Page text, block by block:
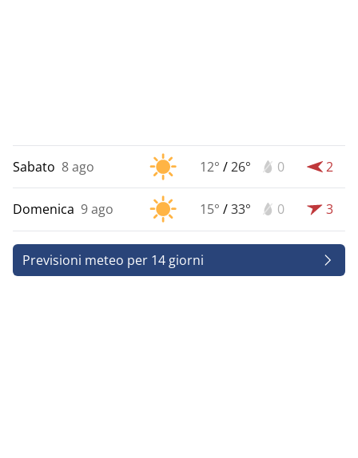
Sabato 8 ago 12° /26° 0 2
Domenica 9 ago 15° /33° 0 3
Previsioni meteo per 14 giorni